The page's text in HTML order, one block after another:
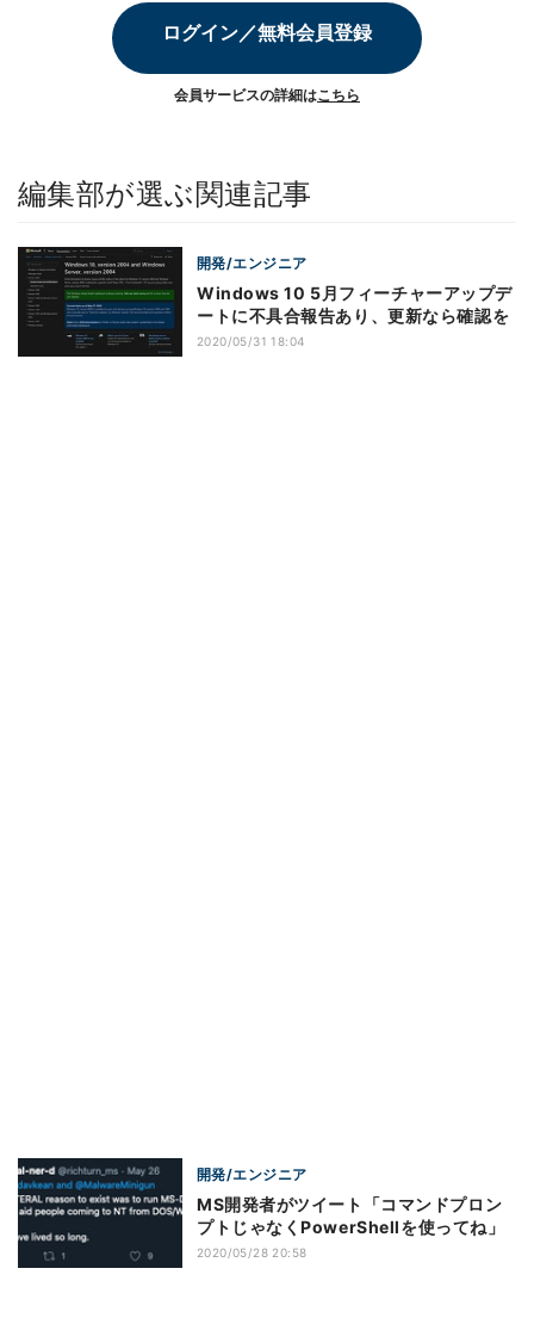
ログイン／無料会員登録
会員サービスの詳細はこちら
編集部が選ぶ関連記事
開発/エンジニア
Windows 10 5月フィーチャーアップデ
ートに不具合報告あり、更新なら確認を
2020/05/31 18:04
開発/エンジニア
MS開発者がツイート「コマンドプロン
プトじゃなくPowerShellを使ってね」
2020/05/28 20:58